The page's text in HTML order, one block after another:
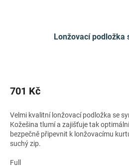
Lonžovací podložka
701 Kč
Velmi kvalitní lonžovací podložka se
Kožešina tlumí a zajišťuje tak
bezpečně připevnit k lonžovacímu
suchý zip.
Full